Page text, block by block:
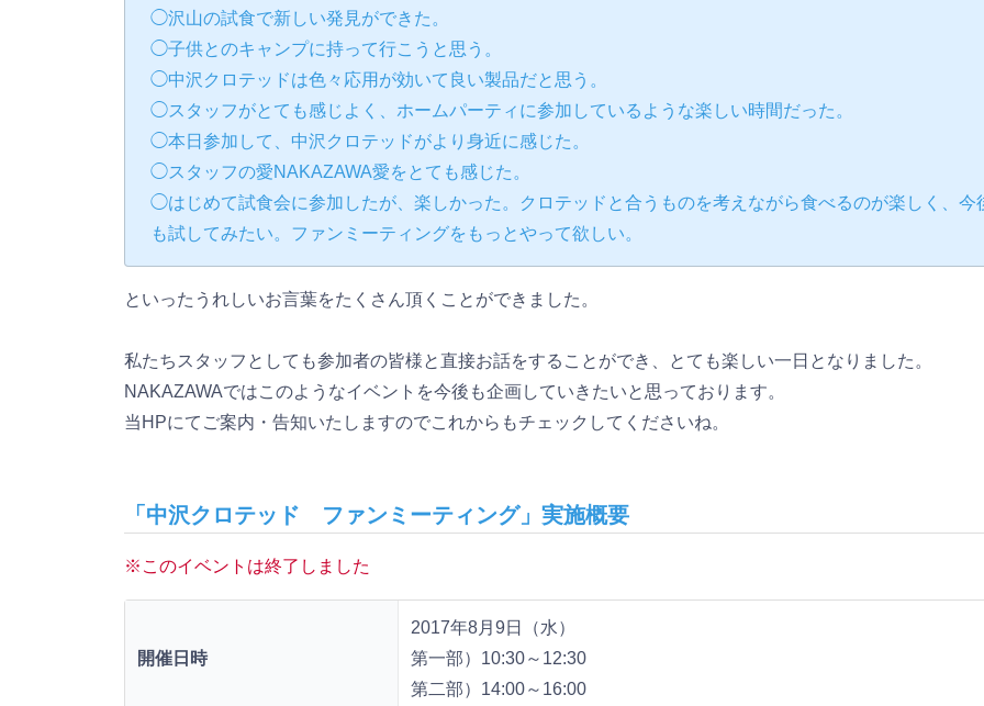
◯沢山の試食で新しい発見ができた。
◯子供とのキャンプに持って行こうと思う。
◯中沢クロテッドは色々応用が効いて良い製品だと思う。
◯スタッフがとても感じよく、ホームパーティに参加しているような楽しい時間だった。
◯本日参加して、中沢クロテッドがより身近に感じた。
◯スタッフの愛NAKAZAWA愛をとても感じた。
◯はじめて試食会に参加したが、楽しかった。クロテッドと合うものを考えながら食べるのが楽しく、今
も試してみたい。ファンミーティングをもっとやって欲しい。
といったうれしいお言葉をたくさん頂くことができました。
私たちスタッフとしても参加者の皆様と直接お話をすることができ、とても楽しい一日となりました。
NAKAZAWAではこのようなイベントを今後も企画していきたいと思っております。
当HPにてご案内・告知いたしますのでこれからもチェックしてくださいね。
「中沢クロテッド ファンミーティング」実施概要
※このイベントは終了しました
開催日時
2017年8月9日（水）
第一部）10:30～12:30
第二部）14:00～16:00